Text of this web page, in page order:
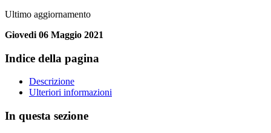
Ultimo aggiornamento
Giovedi 06 Maggio 2021
Indice della pagina
Descrizione
Ulteriori informazioni
In questa sezione